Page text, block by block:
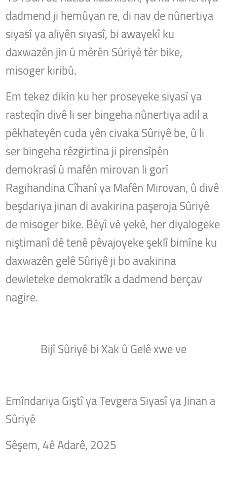
dadmend ji hemûyan re, di nav de nûnertiya
siyasî ya aliyên siyasî, bi awayekî ku
daxwazên jin û mêrên Sûriyê têr bike,
misoger kiribû.
Em tekez dikin ku her proseyeke siyasî ya
rasteqîn divê li ser bingeha nûnertiya adil a
pêkhateyên cuda yên civaka Sûriyê be, û li
ser bingeha rêzgirtina ji pirensîpên
demokrasî û mafên mirovan li gorî
Ragihandina Cîhanî ya Mafên Mirovan, û divê
beşdariya jinan di avakirina paşeroja Sûriyê
de misoger bike. Bêyî vê yekê, her diyalogeke
niştimanî dê tenê pêvajoyeke şeklî bimîne ku
daxwazên gelê Sûriyê ji bo avakirina
dewleteke demokratîk a dadmend berçav
nagire.
Bijî Sûriyê bi Xak û Gelê xwe ve
Emîndariya Giştî ya Tevgera Siyasî ya Jinan a
Sûriyê
Sêşem, 4ê Adarê, 2025